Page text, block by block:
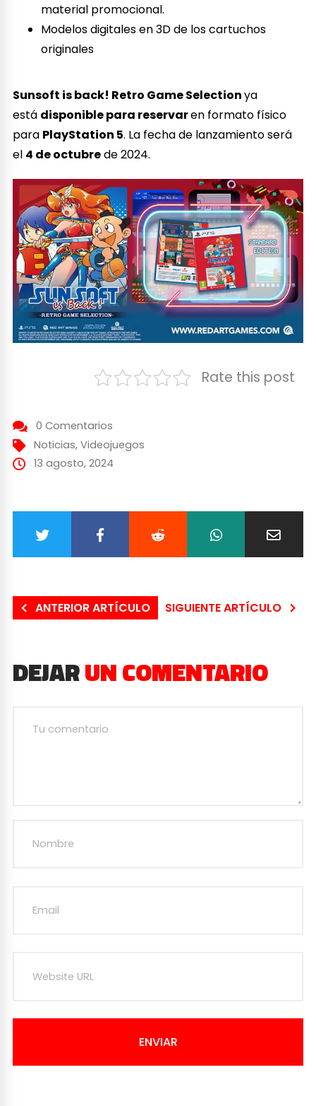
material promocional.
Modelos digitales en 3D de los cartuchos
originales
Sunsoft is back! Retro Game Selectionya
está disponible para reservaren formato físico
para PlayStation 5. La fecha de lanzamiento será
el 4 de octubrede 2024.
Rate this post
0 Comentarios
Noticias, Videojuegos
13 agosto, 2024
ANTERIOR ARTÍCULO SIGUIENTE ARTÍCULO
DEJARUN COMENTARIO
ENVIAR